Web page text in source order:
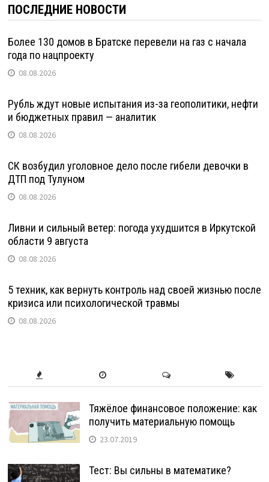
ПОСЛЕДНИЕ НОВОСТИ
Более 130 домов в Братске перевели на газ с начала
года по нацпроекту
08.08.2026
Рубль ждут новые испытания из-за геополитики, нефти
и бюджетных правил — аналитик
08.08.2026
СК возбудил уголовное дело после гибели девочки в
ДТП под Тулуном
08.08.2026
Ливни и сильный ветер: погода ухудшится в Иркутской
области 9 августа
08.08.2026
5 техник, как вернуть контроль над своей жизнью после
кризиса или психологической травмы
08.08.2026
Тяжёлое финансовое положение: как
получить материальную помощь
23.07.2019
Тест: Вы сильны в математике?